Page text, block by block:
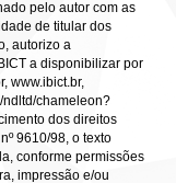
pelo autor com as
de titular dos
autorizo a
a disponibilizar por
www.ibict.br,
ndltd/chameleon?
dos direitos
9610/98, o texto
conforme permissões
impressão e/ou